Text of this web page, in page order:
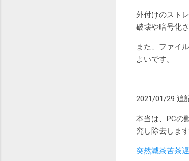
外付けのスト
破壊や暗号化
また、ファイ
よいです。
2021/01/29 追
本当は、PCの
究し除去しま
突然滅茶苦茶